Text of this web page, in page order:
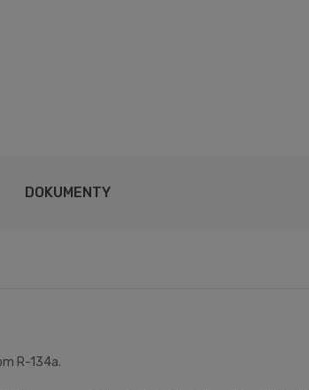
DOKUMENTY
R-134a.